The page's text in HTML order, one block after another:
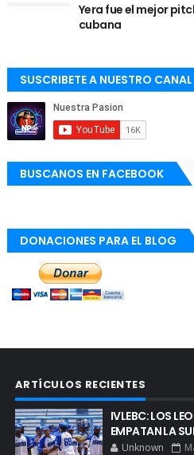
Yera fue el mejor
cubana
SUSCRIBETE A NUESTRO
BUSCANOS EN FACEBOOK
DONACIONES PARA EL BLOG
ARTÍCULOS RECIENTES
IVLEBC: LOS
EMPATAN LA
Unknown